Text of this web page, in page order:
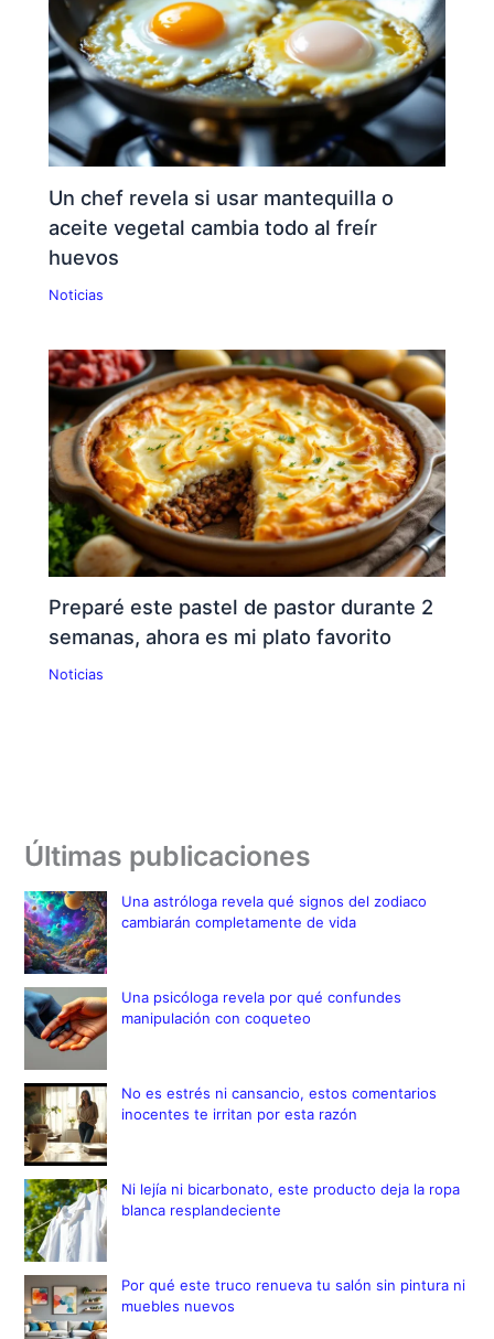
Un chef revela si usar mantequilla o
aceite vegetal cambia todo al freír
huevos
Noticias
Preparé este pastel de pastor durante 2
semanas, ahora es mi plato favorito
Noticias
Últimas publicaciones
Una astróloga revela qué signos del zodiaco
cambiarán completamente de vida
Una psicóloga revela por qué confundes
manipulación con coqueteo
No es estrés ni cansancio, estos comentarios
inocentes te irritan por esta razón
Ni lejía ni bicarbonato, este producto deja la ropa
blanca resplandeciente
Por qué este truco renueva tu salón sin pintura ni
muebles nuevos